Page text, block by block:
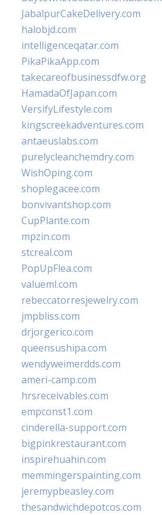
JabalpurCakeDelivery.com
halobjd.com
intelligenceqatar.com
PikaPikaApp.com
takecareofbusinessdfw.org
HamadaOfJapan.com
VersifyLifestyle.com
kingscreekadventures.com
antaeuslabs.com
purelycleanchemdry.com
WishOping.com
shoplegacee.com
bonvivantshop.com
CupPlante.com
mpzin.com
stcreal.com
PopUpFlea.com
valueml.com
rebeccatorresjewelry.com
jmpbliss.com
drjorgerico.com
queensushipa.com
wendyweimerdds.com
ameri-camp.com
hrsreceivables.com
empconst1.com
cinderella-support.com
bigpinkrestaurant.com
inspirehuahin.com
memmingerspainting.com
jeremypbeasley.com
thesandwichdepotcos.com